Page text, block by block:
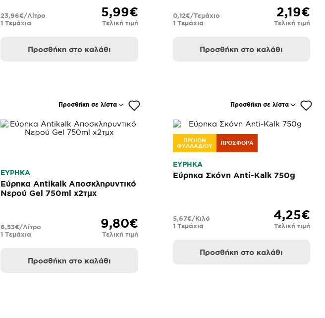
5,99€
Τελική τιμή
1 Τεμάχια
23,96€/Λίτρο
Προσθήκη στο καλάθι
2,19€
Τελική τιμή
1 Τεμάχια
0,12€/Τεμάχιο
Προσθήκη στο καλάθι
Προσθήκη σε λίστα
ΕΥΡΗΚΑ
Εύρηκα Antikalk Αποσκληρυντικό
Νερού Gel 750ml x2τμχ
9,80€
Τελική τιμή
1 Τεμάχια
6,53€/Λίτρο
Προσθήκη στο καλάθι
Προσθήκη σε λίστα
ΠΡΟΪΟΝ
ΦΥΛΛΑΔΙΟΥ
ΠΡΟΣΦΟΡΆ
ΕΥΡΗΚΑ
Εύρηκα Σκόνη Anti-Kalk 750g
4,25€
Τελική τιμή
1 Τεμάχια
5,67€/Κιλό
Προσθήκη στο καλάθι